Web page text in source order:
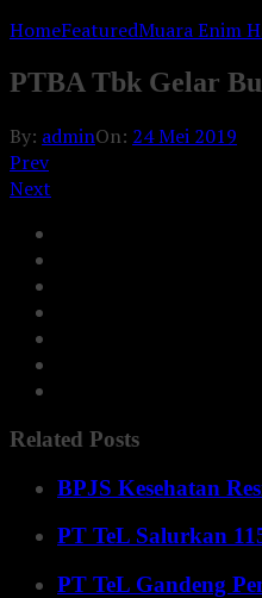
HomeFeaturedMuara Enim
PTBA Tbk Gelar
By: adminOn: 24 Mei 2019
Prev
Next
Related Posts
BPJS Kesehatan
PT TeL Salurkan
PT TeL Gandeng